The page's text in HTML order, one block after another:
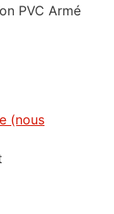
PVC Armé
(nous